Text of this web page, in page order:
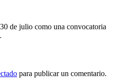
de julio como una convocatoria
para publicar un comentario.